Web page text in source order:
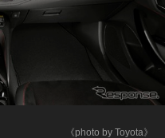
《photo by Toyota》